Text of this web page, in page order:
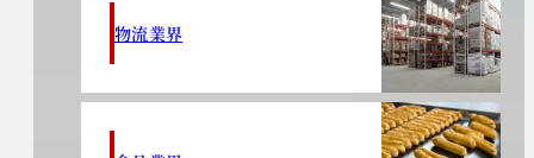
物流業界